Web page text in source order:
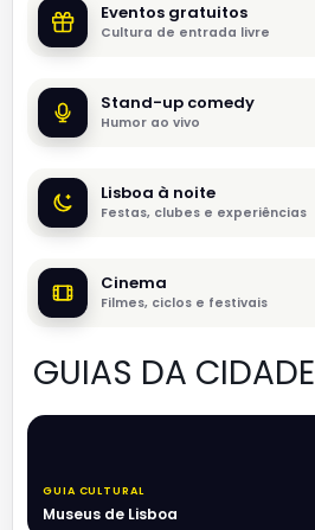
Eventos gratuitos
Cultura de entrada livre
Stand-up comedy
Humor ao vivo
Lisboa à noite
Festas, clubes e experiências
Cinema
Filmes, ciclos e festivais
GUIAS DA CIDADE
GUIA CULTURAL
Museus de Lisboa